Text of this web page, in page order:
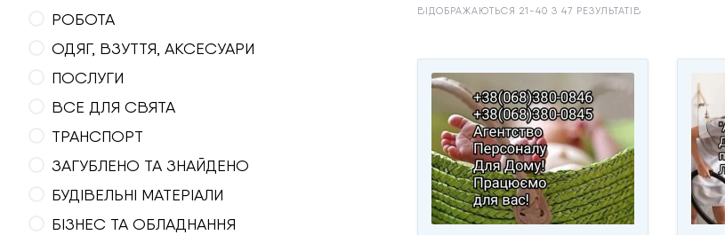
РОБОТА
ОДЯГ, ВЗУТТЯ, АКСЕСУАРИ
ПОСЛУГИ
ВСЕ ДЛЯ СВЯТА
ТРАНСПОРТ
ЗАГУБЛЕНО ТА ЗНАЙДЕНО
БУДІВЕЛЬНІ МАТЕРІАЛИ
БІЗНЕС ТА ОБЛАДНАННЯ
ВІДОБРАЖАЮТЬСЯ 21-40 З 47 РЕЗУЛЬТАТІВ